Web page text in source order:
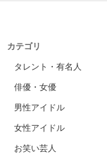
カテゴリ
タレント・有名人
俳優・女優
男性アイドル
女性アイドル
お笑い芸人